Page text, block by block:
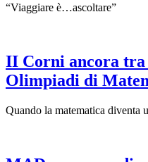
“Viaggiare è…ascoltare”
II Corni ancora
Olimpiadi di
Quando la matematica diventa